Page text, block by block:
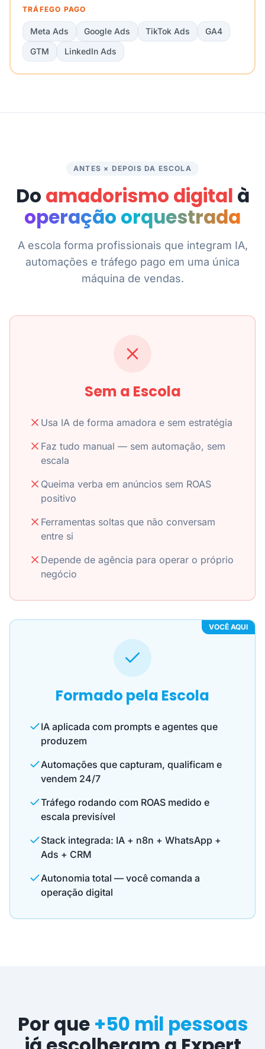
TRÁFEGO PAGO
Meta Ads Google Ads TikTok Ads
GA4
GTM
LinkedIn Ads
ANTES × DEPOIS DA ESCOLA
Do amadorismo digital à
operação orquestrada
A escola forma profissionais que integram IA,
automações e tráfego pago em uma única
máquina de vendas.
Sem a Escola
Usa IA de forma amadora e sem estratégia
Faz tudo manual — sem automação, sem
escala
Queima verba em anúncios sem ROAS
positivo
Ferramentas soltas que não conversam
entre si
Depende de agência para operar o próprio
negócio
VOCÊ AQUI
Formado pela Escola
IA aplicada com prompts e agentes que
produzem
Automações que capturam, qualificam e
vendem 24/7
Tráfego rodando com ROAS medido e
escala previsível
Stack integrada: IA + n8n + WhatsApp +
Ads + CRM
Autonomia total — você comanda a
operação digital
Por que +50 mil pessoas